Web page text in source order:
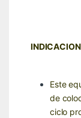
Este
de
ciclo